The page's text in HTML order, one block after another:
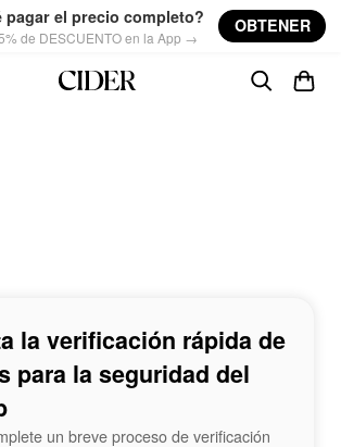
pagar el precio completo?
de DESCUENTO en la App →
OBTENER
la verificación rápida de
para la seguridad del
un breve proceso de verificación